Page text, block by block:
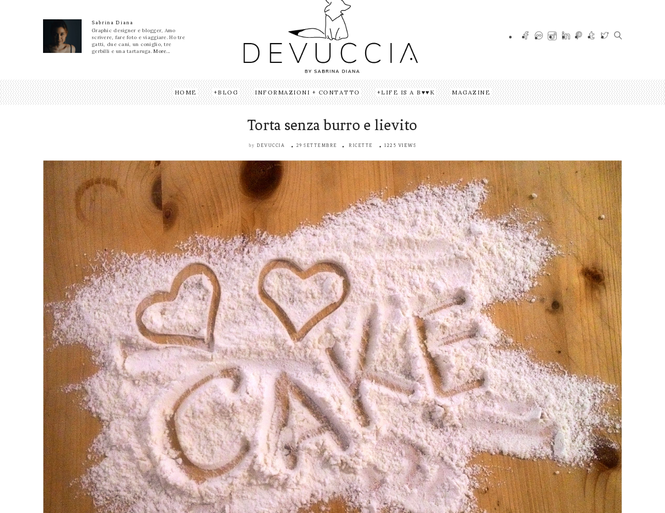
Sabrina Diana
Graphic designer e blogger, Amo
scrivere, fare foto e viaggiare. Ho tre
gatti, due cani, un coniglio, tre
gerbilli e una tartaruga.More...
HOME BLOG INFORMAZIONI + CONTATTO LIFE IS A B♥♥K MAGAZINE
Torta senza burro e lievito
by DEVUCCIA 29 SETTEMBRE RICETTE 1225 VIEWS